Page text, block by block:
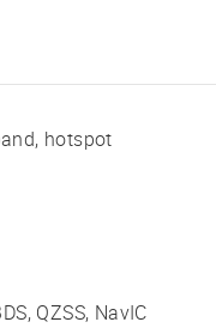
hotspot
QZSS, NavIC